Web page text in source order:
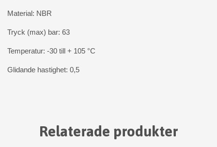
Material: NBR
Tryck (max) bar: 63
Temperatur: -30 till + 105 °C
Glidande hastighet: 0,5
Relaterade produkter